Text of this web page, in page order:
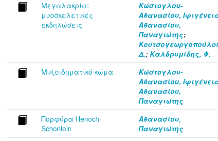
Μεγαλακρία:
μυοσκελετικές
εκδηλώσεις
Κώστογλου-
Αθανασίου,
Αθανασίου,
Παναγιώτης;
Δ.; Καλδρυμίδης, Φ.
Μυξοιδηματικό κώμα
Κώστογλου-
Αθανασίου,
Αθανασίου,
Παναγιώτης
Πορφύρα Henoch-
Schonlein
Αθανασίου,
Παναγιώτης